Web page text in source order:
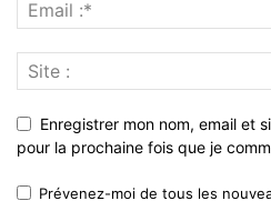
Enregistrer mon nom, email et
pour la prochaine fois que je
Prévenez-moi de tous les